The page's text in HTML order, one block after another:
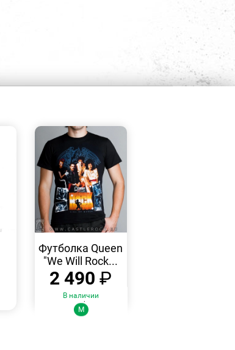
ПРОСМОТР
Футболка Queen
"We Will Rock...
2 490₽
В наличии
Размеры:
M